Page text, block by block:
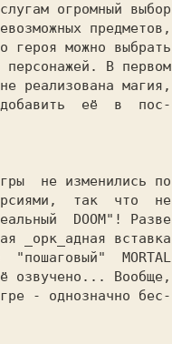
огромный выбор
предметов,
героя можно выбрать
персонажей. В первом
реализована магия,
её в
пос-
не изменились по
так что
не
DOOM"! Разве
_орк_адная вставка
"пошаговый"
MORTAL
озвучено... Вообще,
- однозначно бес-